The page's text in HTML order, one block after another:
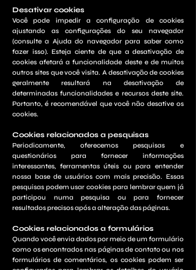
Desativar cookies
Você pode impedir a configuração de cookies
ajustando as configurações do seu navegador
(consulte a Ajuda do navegador para saber como
fazer isso). Esteja ciente de que a desativação de
cookies afetará a funcionalidade deste e de muitos
outros sites que você visita. A desativação de cookies
geralmente resultará na desativação de
determinadas funcionalidades e recursos deste site.
Portanto, é recomendável que você não desative os
cookies.
Cookies relacionados a pesquisas
Periodicamente, oferecemos pesquisas e
questionários para fornecer informações
interessantes, ferramentas úteis ou para entender
nossa base de usuários com mais precisão. Essas
pesquisas podem usar cookies para lembrar quem já
participou numa pesquisa ou para fornecer
resultados precisos após a alteração das páginas.
Cookies relacionados a formulários
Quando você envia dados por meio de um formulário
como os encontrados nas páginas de contato ou nos
formulários de comentários, os cookies podem ser